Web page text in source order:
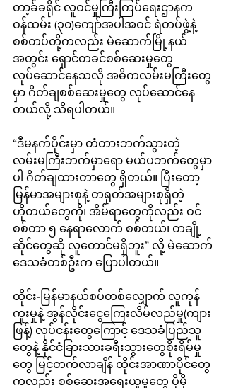
တာ့ခ်ခရိုင် လူဝင်မှုကြီးကြပ်ရေးဌာနက
ဝန်ထမ်း (၃၀)ကျော်အပါအဝင် ရဲတပ်ဖွဲ့နဲ့
စစ်တပ်တို့ကလည်း မဲဆောက်မြို့နယ်
အတွင်း ရှောင်တခင်စစ်ဆေးမှုတွေ
လုပ်ဆောင်နေသလို အဓိကလမ်းမကြီးတွေ
မှာ ဂိတ်ချစစ်ဆေးမှုတွေ လုပ်ဆောင်နေ
တယ်လို့ သိရပါတယ်။
“ဒီမနက်ပိုင်းမှာ တံတားဘက်သွားတဲ့
လမ်းမကြီးဘက်မှာရော မယ်ပဘက်တွေမှာ
ပါ ဂိတ်ချထားတာတွေ ရှိတယ်။ ပြီးတော့
မြန်မာအများစုနဲ့ တရုတ်အများစုရှိတဲ့
ဟိုတယ်တွေကို၊ အိမ်ရာတွေကိုလည်း ဝင်
စစ်တာ ၅ နေရာလောက် စစ်တယ်၊ တချို့
ဆိုင်တွေဆို လူတောင်မရှိဘူး” လို့ မဲဆောက်
ဒေသခံတစ်ဦးက ပြောပါတယ်။
ထိုင်း-မြန်မာနယ်စပ်တစ်လျှောက် လူကုန်
ကူးမှုနဲ့ အွန်လိုင်းငွေကြေးလိမ်လည်မှု(ကျား
ဖြန့်) လုပ်ငန်းတွေကြောင့် ဒေသခံပြည်သူ
တွေနဲ့ နိုင်ငံခြားသားခရီးသွားတွေစိုးရိမ်မှု
တွေ မြင့်တက်လာချိန် ထိုင်းအာဏာပိုင်တွေ
ကလည်း စစ်ဆေးအရေးယူမှုတွေ ပိုမို